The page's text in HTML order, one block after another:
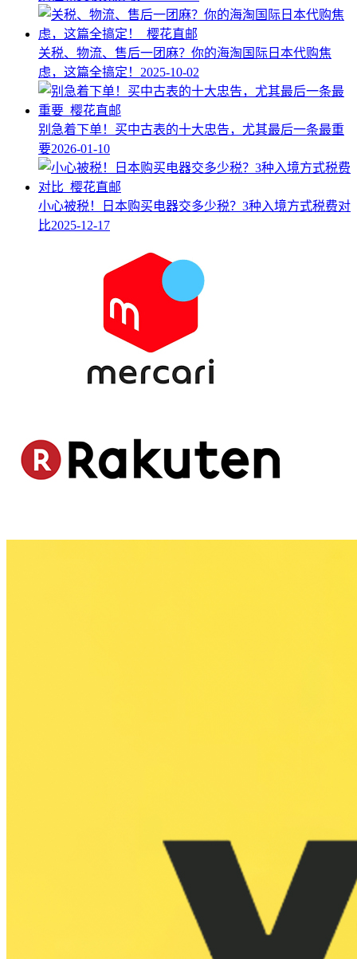
关税、物流、售后一团麻？你的海淘国际日本代购焦
虑，这篇全搞定！ 2025-10-02
别急着下单！买中古表的十大忠告，尤其最后一条最重
要2026-01-10
小心被税！日本购买电器交多少税？3种入境方式税费对
比2025-12-17